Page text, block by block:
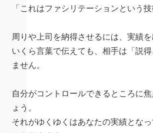
「これはファシリテーションという技
周りや上司を納得させるには、実績を
いくら言葉で伝えても、相手は「説
ません。
自分がコントロールできるところに
ょう。
それがゆくゆくはあなたの実績とな